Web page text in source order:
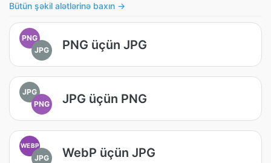
Bütün şəkil alətlərinə baxın →
PNG
JPG
PNG üçün JPG
JPG
PNG
JPG üçün PNG
WEBP
JPG WebP üçün JPG